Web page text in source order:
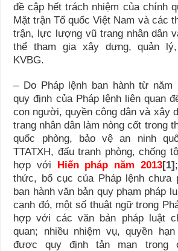
đề cập hết trách nhiệm của chính
Mặt trận Tổ quốc Việt Nam và các
trận, lực lượng vũ trang nhân dân
thể tham gia xây dựng, quản
KVBG.
– Do Pháp lệnh ban hành từ năm
quy định của Pháp lệnh liên quan
con người, quyền công dân và xây
trang nhân dân làm nòng cốt trong
quốc phòng, bảo vệ an ninh
TTATXH, đấu tranh phòng, chống
hợp với Hiến pháp năm 2013[1]
thức, bố cục của Pháp lệnh chưa
ban hành văn bản quy phạm pháp
cạnh đó, một số thuật ngữ trong
hợp với các văn bản pháp luật
quan; nhiều nhiệm vụ, quyền
được quy định tản mạn trong